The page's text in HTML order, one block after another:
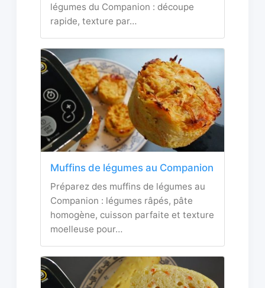
légumes du Companion : découpe
rapide, texture par…
Muffins de légumes au Companion
Préparez des muffins de légumes au
Companion : légumes râpés, pâte
homogène, cuisson parfaite et texture
moelleuse pour…